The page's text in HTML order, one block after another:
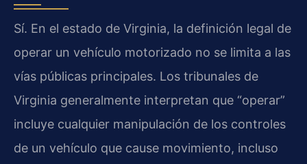
Sí. En el estado de Virginia, la definición legal de
operar un vehículo motorizado no se limita a las
vías públicas principales. Los tribunales de
Virginia generalmente interpretan que “operar”
incluye cualquier manipulación de los controles
de un vehículo que cause movimiento, incluso